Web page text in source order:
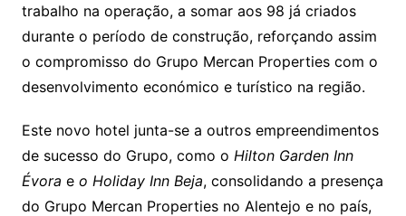
trabalho na operação, a somar aos 98 já criados
durante o período de construção, reforçando assim
o compromisso do Grupo Mercan Properties com o
desenvolvimento económico e turístico na região.
Este novo hotel junta-se a outros empreendimentos
de sucesso do Grupo, como o Hilton Garden Inn
Évora e o Holiday Inn Beja, consolidando a presença
do Grupo Mercan Properties no Alentejo e no país,